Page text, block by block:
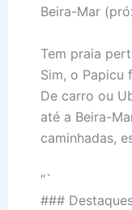
Beira-Mar
Tem praia
Sim, o Papicu
De carro ou
até a Beira-
caminhadas,
“`
###